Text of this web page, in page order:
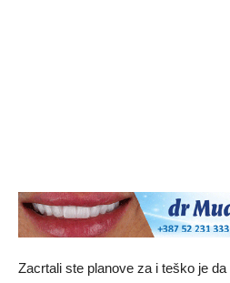
Zacrtali ste planove za i teško je